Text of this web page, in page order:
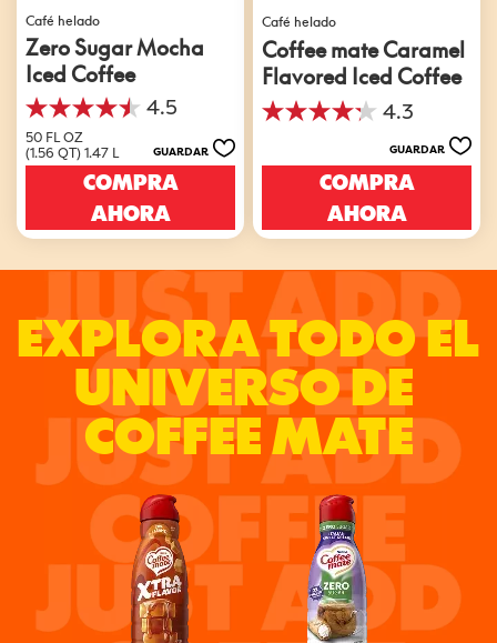
Café helado
Zero Sugar Mocha
Iced Coffee
4.5
4.5
de
5
estrellas.
50 FL OZ
(1.56 QT) 1.47 L
GUARDAR
COMPRA
AHORA
Café helado
Coffee mate Caramel
Flavored Iced Coffee
4.3
4.3
estrellas.
GUARDAR
COMPRA
AHORA